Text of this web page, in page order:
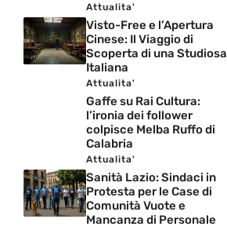
Attualita'
Visto-Free e l’Apertura
Cinese: Il Viaggio di
Scoperta di una Studiosa
Italiana
Attualita'
Gaffe su Rai Cultura:
l’ironia dei follower
colpisce Melba Ruffo di
Calabria
Attualita'
Sanità Lazio: Sindaci in
Protesta per le Case di
Comunità Vuote e
Mancanza di Personale